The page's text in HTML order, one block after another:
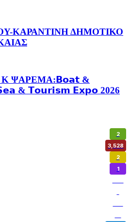
ΚΑΡΑΝΤΙΝΗ ΔΗΜΟΤΙΚΟ
ΨΑΡΕΜΑ:𝗕𝗼𝗮𝘁 &
& 𝗧𝗼𝘂𝗿𝗶𝘀𝗺 𝗘𝘅𝗽𝗼 2026
2
3,528
2
1